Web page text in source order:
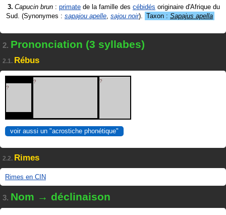
Capucin brun : primate de la famille des cébidés originaire d'Afrique du
Sud. (Synonymes : sapajou apelle, sajou noir). Taxon : Sapajus apella
2. Prononciation (3 syllabes)
2.1. Rébus
?
? ?
voir aussi un "acrostiche phonétique"
2.2. Rimes
Rimes en CIN
3. Nom → déclinaison